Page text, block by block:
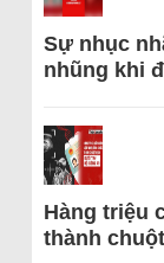
Sự nhục
nhũng khi
Hàng triệu
thành